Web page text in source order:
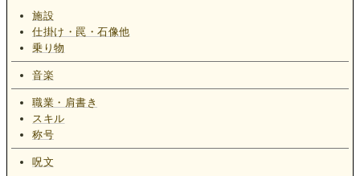
施設
仕掛け・罠・石像他
乗り物
音楽
職業・肩書き
スキル
称号
呪文